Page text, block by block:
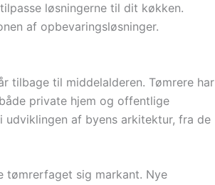
løsningerne til dit køkken.
af opbevaringsløsninger.
tilbage til middelalderen. Tømrere har
private hjem og offentlige
udviklingen af byens arkitektur, fra de
tømrerfaget sig markant. Nye